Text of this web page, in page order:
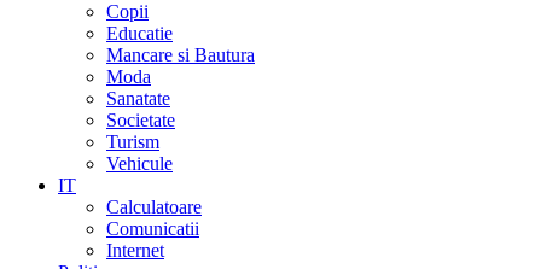
Copii
Educatie
Mancare si Bautura
Moda
Sanatate
Societate
Turism
Vehicule
IT
Calculatoare
Comunicatii
Internet